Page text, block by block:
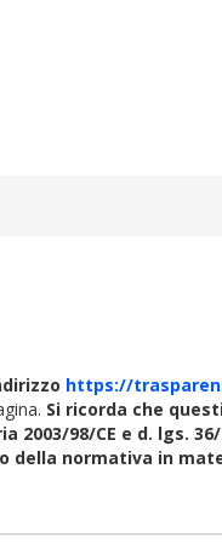
https://
Si ricorda che
98/CE e d. lgs.
normativa in